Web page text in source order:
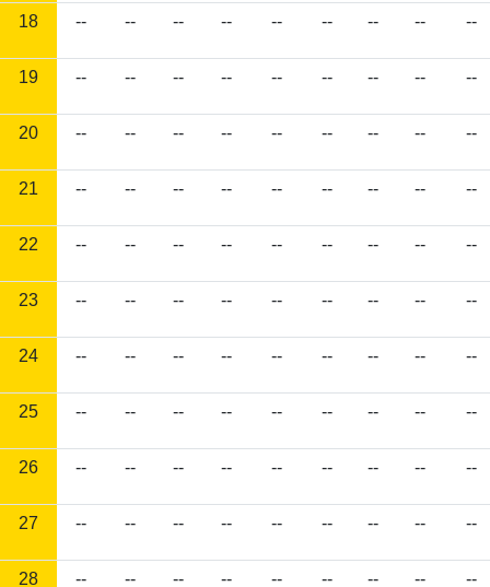
18 -- -- -- -- -- -- -- -- --
19 -- -- -- -- -- -- -- -- --
20 -- -- -- -- -- -- -- -- --
21 -- -- -- -- -- -- -- -- --
22 -- -- -- -- -- -- -- -- --
23 -- -- -- -- -- -- -- -- --
24 -- -- -- -- -- -- -- -- --
25 -- -- -- -- -- -- -- -- --
26 -- -- -- -- -- -- -- -- --
27 -- -- -- -- -- -- -- -- --
28 -- -- -- -- -- -- -- -- --